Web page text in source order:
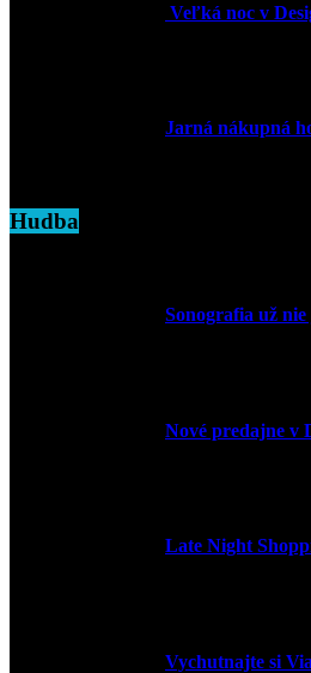
Veľká noc v
Jarná nákupná
Hudba
Sonografia už
Nové predajne v
Late Night
Vychutnajte si